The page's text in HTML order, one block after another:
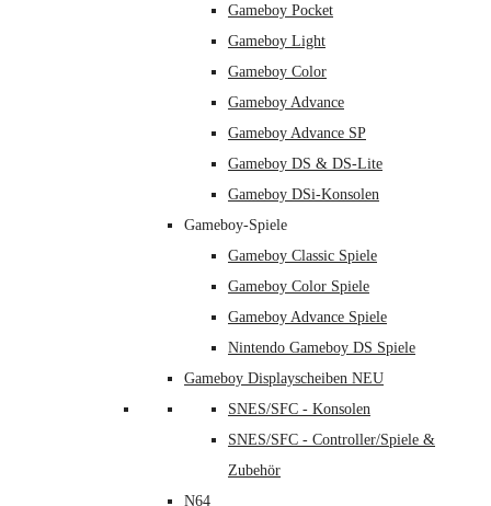
Gameboy Pocket
Gameboy Light
Gameboy Color
Gameboy Advance
Gameboy Advance SP
Gameboy DS & DS-Lite
Gameboy DSi-Konsolen
Gameboy-Spiele
Gameboy Classic Spiele
Gameboy Color Spiele
Gameboy Advance Spiele
Nintendo Gameboy DS Spiele
Gameboy Displayscheiben NEU
SNES/SFC - Konsolen
SNES/SFC - Controller/Spiele &
Zubehör
N64